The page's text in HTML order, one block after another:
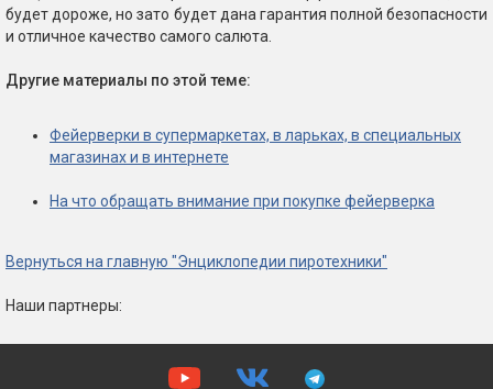
будет дороже, но зато будет дана гарантия полной безопасности
и отличное качество самого салюта.
Другие материалы по этой теме:
Фейерверки в супермаркетах, в ларьках, в специальных
магазинах и в интернете
На что обращать внимание при покупке фейерверка
Вернуться на главную "Энциклопедии пиротехники"
Наши партнеры: